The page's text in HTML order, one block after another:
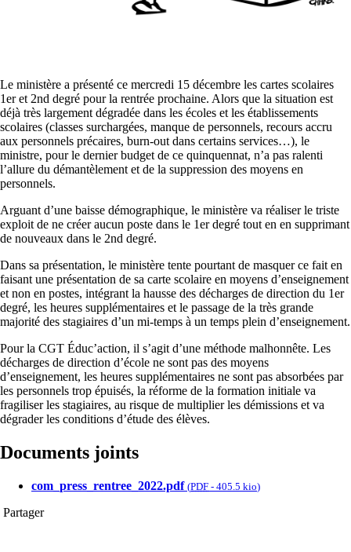
Le ministère a présenté ce mercredi 15 décembre les cartes scolaires
1er et 2nd degré pour la rentrée prochaine. Alors que la situation est
déjà très largement dégradée dans les écoles et les établissements
scolaires (classes surchargées, manque de personnels, recours accru
aux personnels précaires, burn-out dans certains services…), le
ministre, pour le dernier budget de ce quinquennat, n’a pas ralenti
l’allure du démantèlement et de la suppression des moyens en
personnels.
Arguant d’une baisse démographique, le ministère va réaliser le triste
exploit de ne créer aucun poste dans le 1er degré tout en en supprimant
de nouveaux dans le 2nd degré.
Dans sa présentation, le ministère tente pourtant de masquer ce fait en
faisant une présentation de sa carte scolaire en moyens d’enseignement
et non en postes, intégrant la hausse des décharges de direction du 1er
degré, les heures supplémentaires et le passage de la très grande
majorité des stagiaires d’un mi-temps à un temps plein d’enseignement.
Pour la CGT Éduc’action, il s’agit d’une méthode malhonnête. Les
décharges de direction d’école ne sont pas des moyens
d’enseignement, les heures supplémentaires ne sont pas absorbées par
les personnels trop épuisés, la réforme de la formation initiale va
fragiliser les stagiaires, au risque de multiplier les démissions et va
dégrader les conditions d’étude des élèves.
Documents joints
com_press_rentree_2022.pdf (PDF - 405.5 kio)
Partager